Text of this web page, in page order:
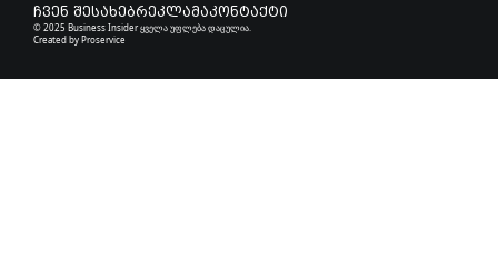
ჩვენ შესახებრეკლამაკონტაქტი
© 2025 Business Insider ყველა უფლება დაცულია.
Created byProservice